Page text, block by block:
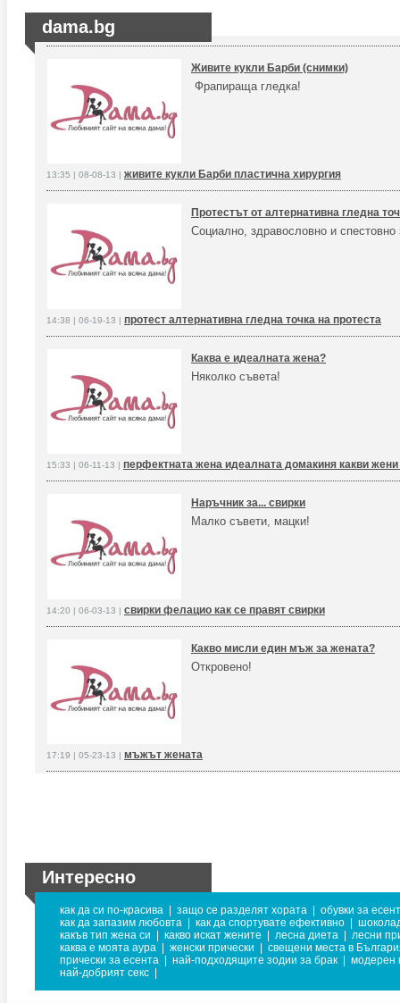
dama.bg
Живите кукли Барби (снимки)
Фрапираща гледка!
13:35 | 08-08-13 | живите кукли Барби пластична хирургия
Протестът от алтернативна гледна
Социално, здравословно и спестовно
14:38 | 06-19-13 | протест алтернативна гледна точка на протеста
Каква е идеалната жена?
Няколко съвета!
15:33 | 06-11-13 | перфектната жена идеалната домакиня какви
Наръчник за... свирки
Малко съвети, мацки!
14:20 | 06-03-13 | свирки фелацио как се правят свирки
Какво мисли един мъж за жената?
Откровено!
17:19 | 05-23-13 | мъжът жената
Интересно
как да си по-красива защо се разделят хората
обувки за
как да запазим любовта
как да спортувате ефективно
какъв тип жена си
какво искат жените лесна диета
лесни
каква е моята аура
женски прически
свещени места в
прически за есента
най-подходящите зодии за брак
модерен
най-добрият секс